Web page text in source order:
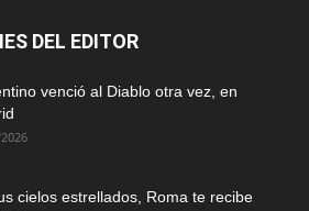
DEL EDITOR
venció al Diablo otra vez, en
cielos estrellados, Roma te recibe